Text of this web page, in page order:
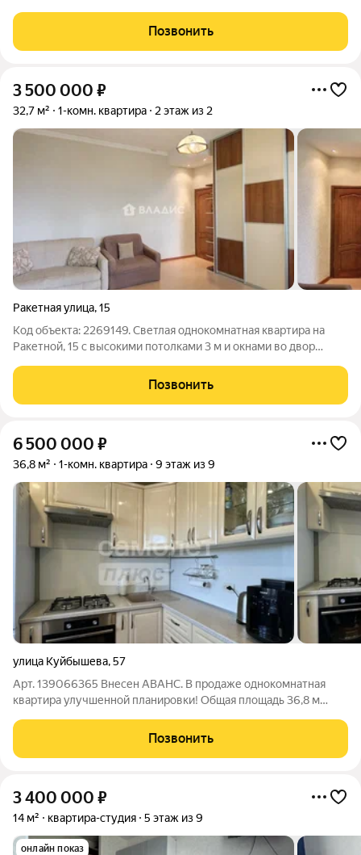
светлых тонах, на полу в прихожей и кухне керамогранит
плитка, новая проводка
Позвонить
3 500 000 ₽
32,7 м² 1-комн. квартира 2 этаж из 2
Ракетная улица,15
Код объекта: 2269149. Светлая однокомнатная квартира на
Ракетной, 15 с высокими потолками 3 м и окнами во двор
в блочном доме 1958 года, двухконтурный котёл
обеспечивает комфорт в любой
Позвонить
6 500 000 ₽
36,8 м² 1-комн. квартира 9 этаж из 9
улица Куйбышева,57
Арт. 139066365 Внесен АВАНС. В продаже однокомнатная
квартира улучшенной планировки! Общая площадь 36,8 м
Совмещенный санузел 3,4 м Лоджия с отделкой под ключ 2,5 м
Квартира расположена на
Позвонить
3 400 000 ₽
14 м² квартира-студия 5 этаж из 9
онлайн показ